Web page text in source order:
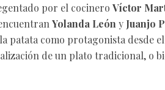
por el cocinero Víctor
Yolanda Leóny Juanjo
patata como protagonista desde
de un plato tradicional, o